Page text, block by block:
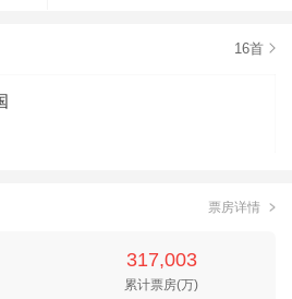
16首
票房详情
317,003
累计票房(万)